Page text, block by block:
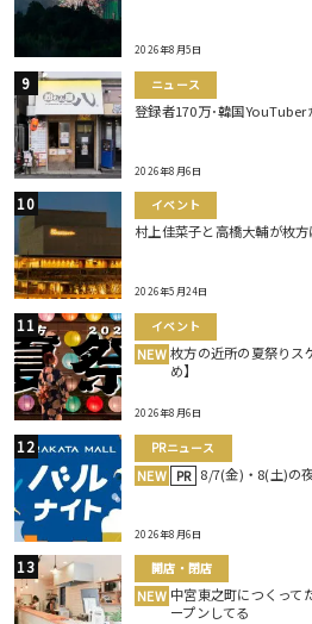
2026年8月5日
ニュース
登録者170万･韓国YouTuber
2026年8月6日
イベント
村上佳菜子と高橋大輔が枚
2026年5月24日
イベント
NEW 枚方の近所の夏祭りス
め】
2026年8月6日
PRニュース
NEW PR 8/7(金)・8(土)の
2026年8月6日
開店・閉店
NEW 中宮東之町につくって
ープンしてる